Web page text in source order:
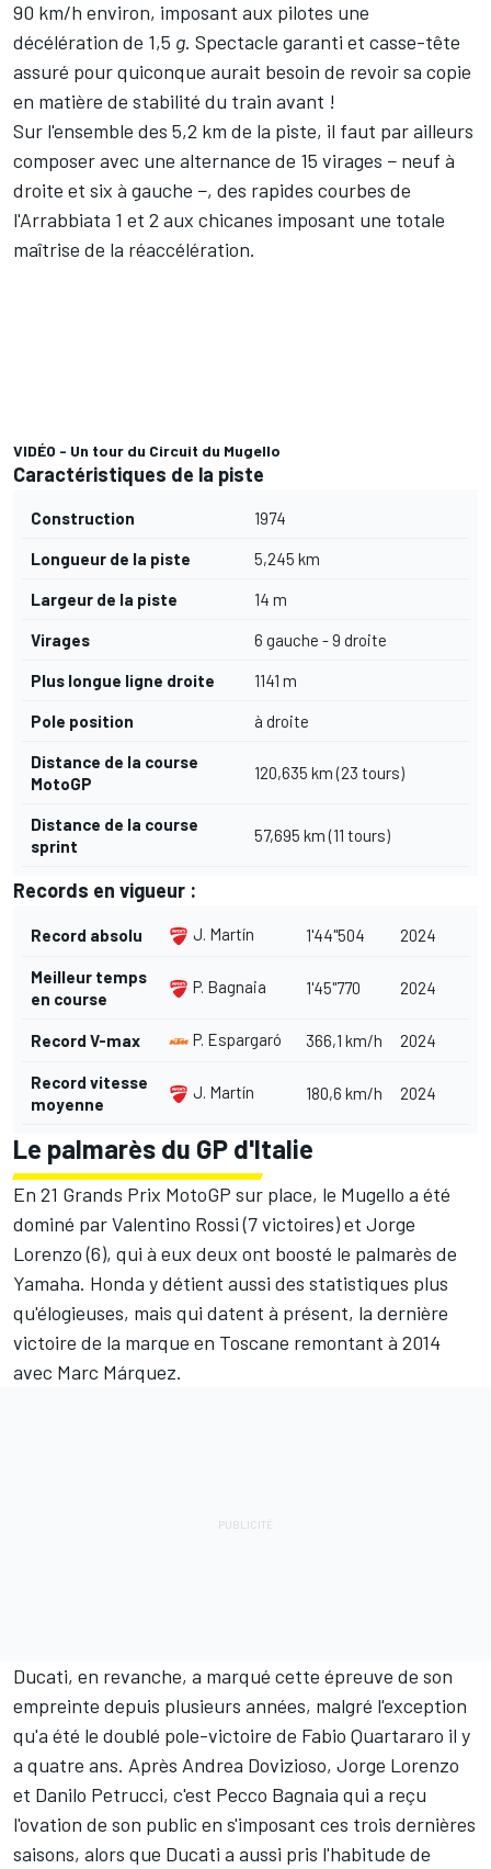
90 km/h environ, imposant aux pilotes une
décélération de 1,5 g. Spectacle garanti et casse-tête
assuré pour quiconque aurait besoin de revoir sa copie
en matière de stabilité du train avant !
Sur l'ensemble des 5,2 km de la piste, il faut par ailleurs
composer avec une alternance de 15 virages − neuf à
droite et six à gauche −, des rapides courbes de
l'Arrabbiata 1 et 2 aux chicanes imposant une totale
maîtrise de la réaccélération.
VIDÉO - Un tour du Circuit du Mugello
Caractéristiques de la piste
Construction 1974
Longueur de la piste 5,245 km
Largeur de la piste 14 m
Virages 6 gauche - 9 droite
Plus longue ligne droite 1141 m
Pole position à droite
Distance de la course
MotoGP
120,635 km (23 tours)
Distance de la course
sprint
57,695 km (11 tours)
Records en vigueur :
Record absolu J. Martín 1'44"504 2024
Meilleur temps
en course
P. Bagnaia 1'45"770 2024
Record V-max P. Espargaró 366,1 km/h 2024
Record vitesse
moyenne
J. Martín 180,6 km/h 2024
Le palmarès du GP d'Italie
En 21 Grands Prix MotoGP sur place, le Mugello a été
dominé par Valentino Rossi (7 victoires) et Jorge
Lorenzo(6), qui à eux deux ont boosté le palmarès de
Yamaha. Honda y détient aussi des statistiques plus
qu'élogieuses, mais qui datent à présent, la dernière
victoire de la marque en Toscane remontant à 2014
avec Marc Márquez.
Ducati, en revanche, a marqué cette épreuve de son
empreinte depuis plusieurs années, malgré l'exception
qu'a été le doublé pole-victoire de Fabio Quartararo il y
a quatre ans. Après Andrea Dovizioso, Jorge Lorenzo
et Danilo Petrucci, c'est Pecco Bagnaia qui a reçu
l'ovation de son public en s'imposant ces trois dernières
saisons, alors que Ducati a aussi pris l'habitude de